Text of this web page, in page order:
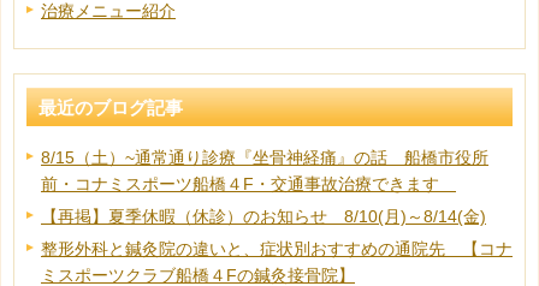
治療メニュー紹介
最近のブログ記事
8/15（土）~通常通り診療『坐骨神経痛』の話 船橋市役所
前・コナミスポーツ船橋４F・交通事故治療できます
【再掲】夏季休暇（休診）のお知らせ 8/10(月)～8/14(金)
整形外科と鍼灸院の違いと、症状別おすすめの通院先 【コナ
ミスポーツクラブ船橋４Fの鍼灸接骨院】